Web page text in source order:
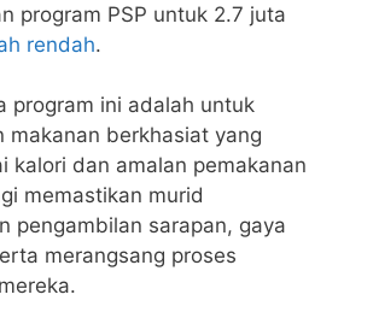
program PSP untuk 2.7 juta
rendah.
program ini adalah untuk
makanan berkhasiat yang
kalori dan amalan pemakanan
memastikan murid
pengambilan sarapan, gaya
merangsang proses